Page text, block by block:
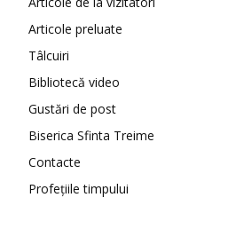
Articole preluate
Tâlcuiri
Bibliotecă video
Gustări de post
Biserica Sfinta Treime
Contacte
Profețiile timpului